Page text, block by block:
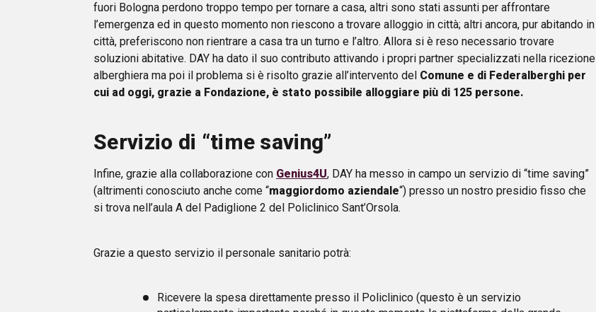
fuori Bologna perdono troppo tempo per tornare a casa, altri sono stati assunti per affrontare
l’emergenza ed in questo momento non riescono a trovare alloggio in città; altri ancora, pur abitando in
città, preferiscono non rientrare a casa tra un turno e l’altro. Allora si è reso necessario trovare
soluzioni abitative. DAY ha dato il suo contributo attivando i propri partner specializzati nella ricezione
alberghiera ma poi il problema si è risolto grazie all’intervento del Comune e di Federalberghi per
cui ad oggi, grazie a Fondazione, è stato possibile alloggiare più di 125 persone.
Servizio di “time saving”
Infine, grazie alla collaborazione con Genius4U, DAY ha messo in campo un servizio di “time saving”
(altrimenti conosciuto anche come “maggiordomo aziendale“) presso un nostro presidio fisso che
si trova nell’aula A del Padiglione 2 del Policlinico Sant’Orsola.
Grazie a questo servizio il personale sanitario potrà:
Ricevere la spesa direttamente presso il Policlinico (questo è un servizio